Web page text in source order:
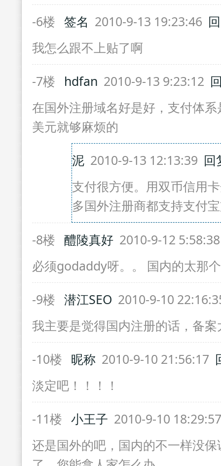
-6楼 签名 2010-9-13 19:23:46
我怎么跟不上贴了啊
-7楼
hdfan 2010-9-13 9:23:12
在国外注册域名好是好，支付体
美元就够麻烦的
泥 2010-9-13 12:13:39 回
支付很方便。用双币信用
多国外注册商都支持支付
-8楼 醴陵真好 2010-9-12
必须godaddy呀。。 国内的太那
-9楼 潜江SEO 2010-9-10
我主要是觉得国内注册的话，备
-10楼 昵称 2010-9-10 21:56:17
淡定吧！！！！
-11楼 小王子 2010-9-10
还是国外的吧，国内的不一样没